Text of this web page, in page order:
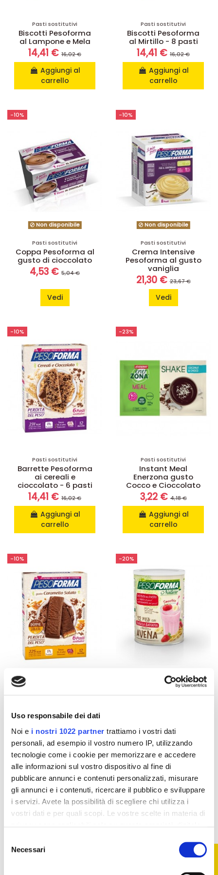
Uso responsabile dei dati
Noi e i nostri 1022 partner trattiamo i vostri dati
personali, ad esempio il vostro numero IP, utilizzando
tecnologie come i cookie per memorizzare e accedere
alle informazioni sul vostro dispositivo al fine di
pubblicare annunci e contenuti personalizzati, misurare
gli annunci e i contenuti, ricercare il pubblico e sviluppare
i servizi. Avete la possibilità di scegliere chi utilizza i
vostri dati e per quali scopi. Le vostre scelte in materia di
modificare o revocare il proprio consenso in qualsiasi
momento dalla Dichiarazione sui cookie o facendo clic
delNecessari
Pasti sostitutivi
Biscotti Pesoforma
al Lampone e Mela
14,41 € 16,02 €
Aggiungi al
carrello
Pasti sostitutivi
Biscotti Pesoforma
al Mirtillo - 8 pasti
14,41 € 16,02 €
Aggiungi al
carrello
-10%
Non disponibile
Pasti sostitutivi
Coppa Pesoforma al
gusto di cioccolato
4,53 € 5,04 €
Vedi
-10%
Non disponibile
Pasti sostitutivi
Crema Intensive
Pesoforma al gusto
vaniglia
21,30 €23,67 €
Vedi
-10%
Pasti sostitutivi
Barrette Pesoforma
ai cereali e
cioccolato - 6 pasti
14,41 € 16,02 €
Aggiungi al
carrello
-23%
Pasti sostitutivi
Instant Meal
Enerzona gusto
Cocco e Cioccolato
3,22 €4,18 €
Aggiungi al
carrello
-10%
Barrette Pesoforma
- 6 Pasti
14,41 €
Aggiungi al
carrello
-20%
Pasti sostitutivi
Smoothie con
Aggiungi al
carrello
-20% -20%
FILTRO